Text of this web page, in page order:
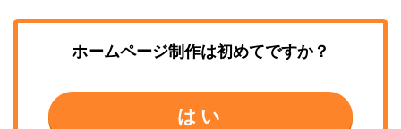
ホームページ制作は初めてですか？
はい